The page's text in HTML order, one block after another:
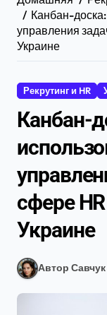
Канбан-
управления
Украине
Рекрутинг и HR
Канбан-
сфере
Украине
Автор Савчук